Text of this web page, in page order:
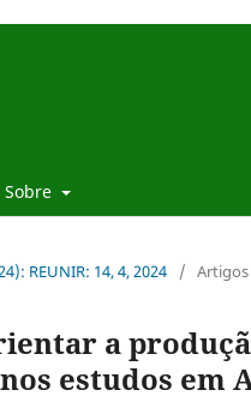
Sobre
REUNIR: 14, 4, 2024 /
a
estudos em